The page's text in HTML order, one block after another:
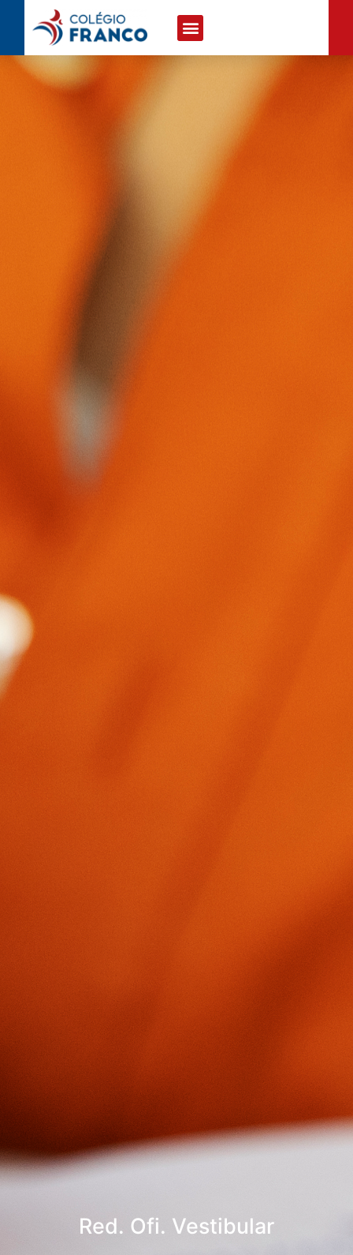
Red. Ofi. Vestibular